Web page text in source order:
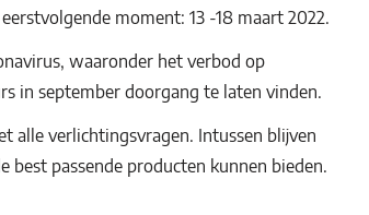
moment: 13 -18 maart 2022.
waaronder het verbod op
in september doorgang te laten vinden.
alle verlichtingsvragen. Intussen blijven
passende producten kunnen bieden.